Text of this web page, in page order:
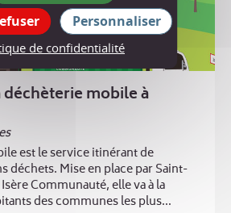
déchèterie mobile à
est le service itinérant de
déchets. Mise en place par Saint-
Communauté, elle va à la
des communes les plus
Personnaliser
de confidentialité